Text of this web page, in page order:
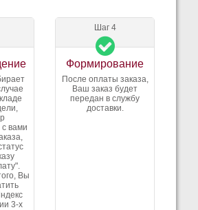
с вами
Вы
3-х
Шаг 4
Формирование
После оплаты заказа,
Ваш заказ будет
передан в службу
доставки.